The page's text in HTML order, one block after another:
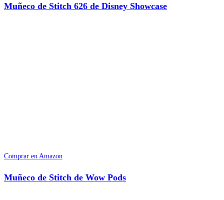
Muñeco de Stitch 626 de Disney Showcase
Comprar en Amazon
Muñeco de Stitch de Wow Pods